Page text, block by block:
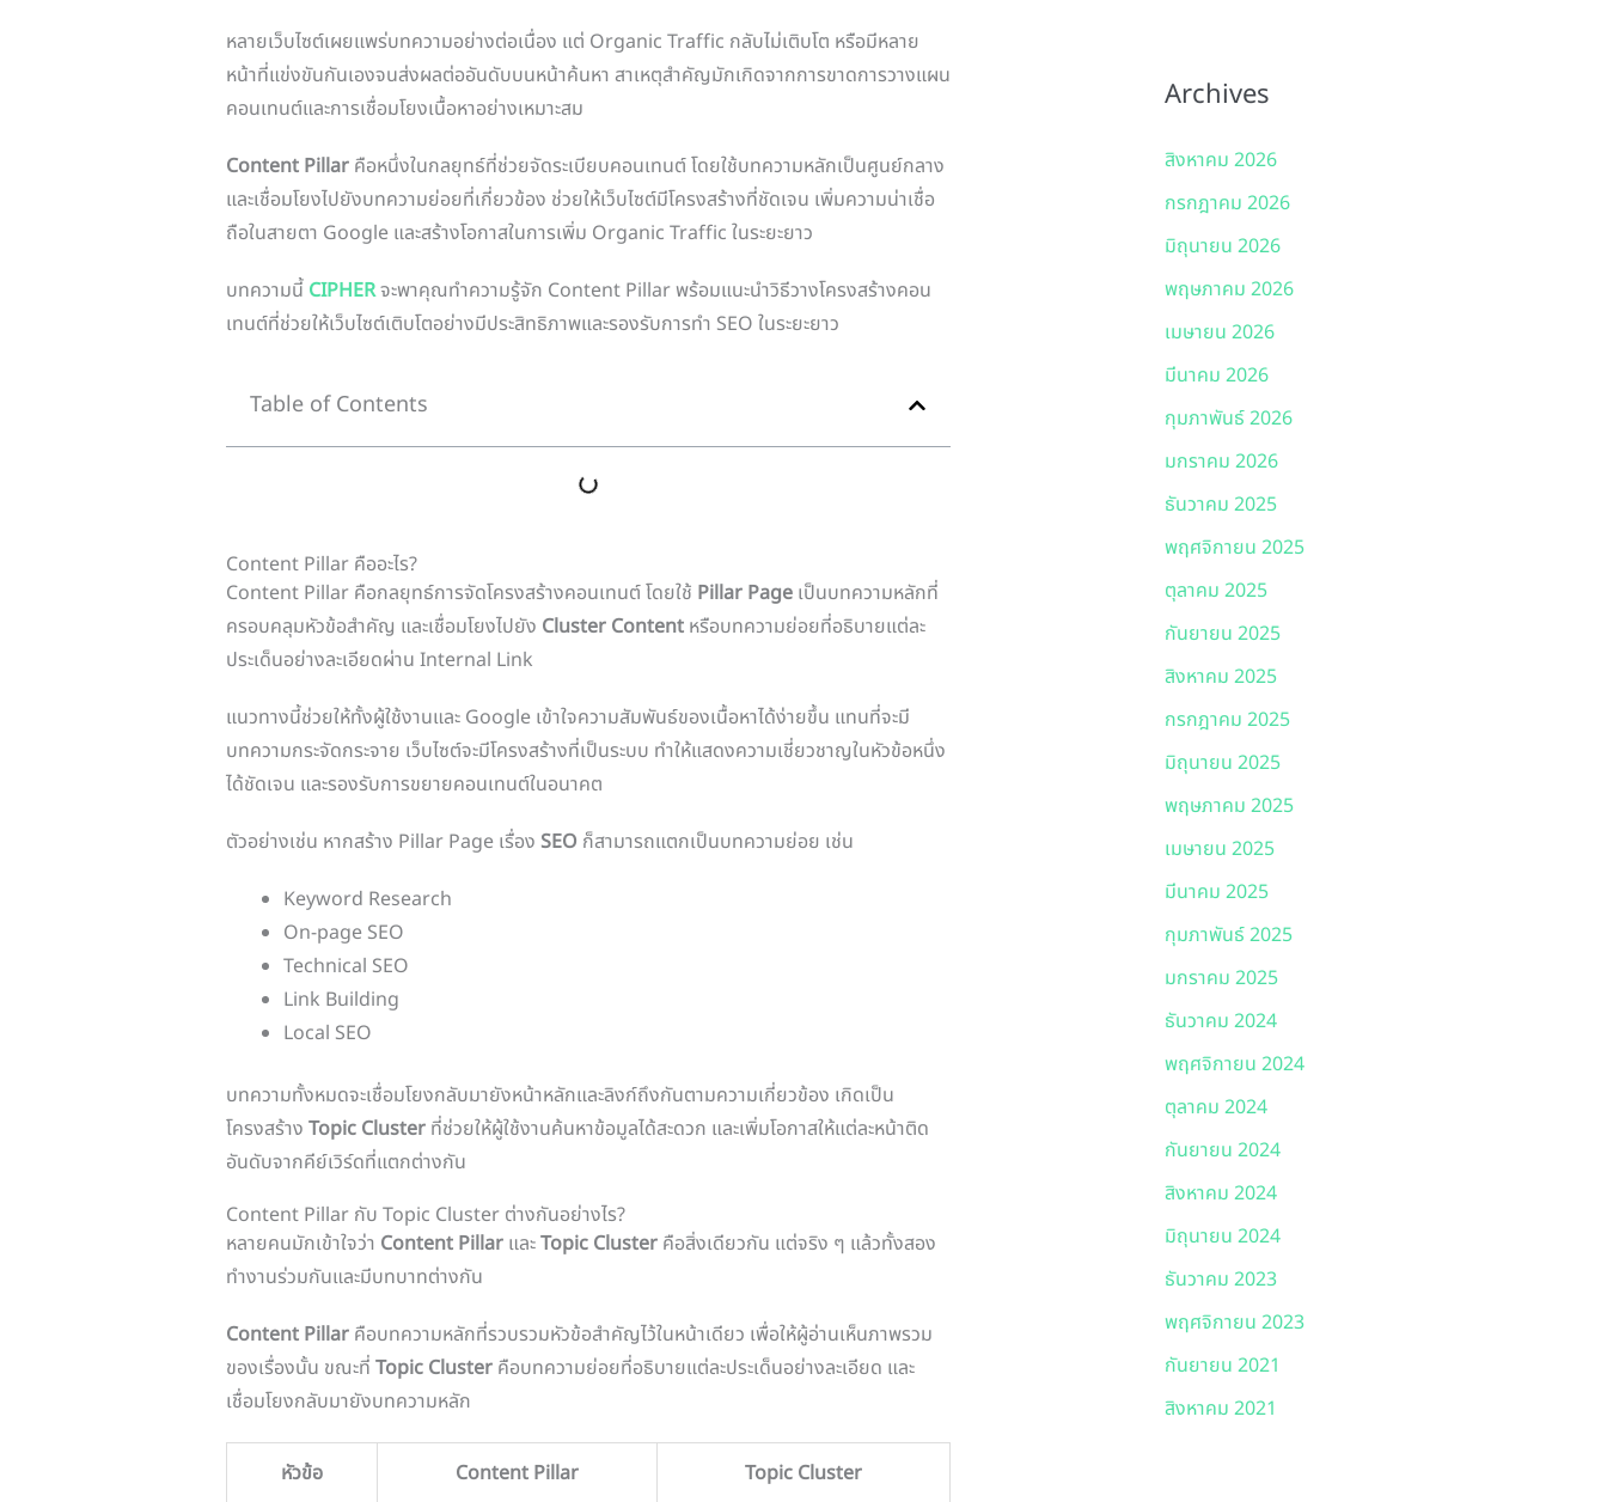
หลายเว็บไซต์เผยแพร่บทความอย่างต่อเนื่อง แต่ Organic Traffic กลับไม่เติบโต หรือมีหลาย
หน้าที่แข่งขันกันเองจนส่งผลต่ออันดับบนหน้าค้นหา สาเหตุสำคัญมักเกิดจากการขาดการวางแผน
คอนเทนต์และการเชื่อมโยงเนื้อหาอย่างเหมาะสม
Content Pillarคือหนึ่งในกลยุทธ์ที่ช่วยจัดระเบียบคอนเทนต์ โดยใช้บทความหลักเป็นศูนย์กลาง
และเชื่อมโยงไปยังบทความย่อยที่เกี่ยวข้อง ช่วยให้เว็บไซต์มีโครงสร้างที่ชัดเจน เพิ่มความน่าเชื่อ
ถือในสายตา Google และสร้างโอกาสในการเพิ่ม Organic Traffic ในระยะยาว
บทความนี้ CIPHERจะพาคุณทำความรู้จัก Content Pillar พร้อมแนะนำวิธีวางโครงสร้างคอน
เทนต์ที่ช่วยให้เว็บไซต์เติบโตอย่างมีประสิทธิภาพและรองรับการทำ SEO ในระยะยาว
Table of Contents
Content Pillar คืออะไร?
Content Pillar คือกลยุทธ์การจัดโครงสร้างคอนเทนต์ โดยใช้ Pillar Pageเป็นบทความหลักที่
ครอบคลุมหัวข้อสำคัญ และเชื่อมโยงไปยัง Cluster Contentหรือบทความย่อยที่อธิบายแต่ละ
ประเด็นอย่างละเอียดผ่าน Internal Link
แนวทางนี้ช่วยให้ทั้งผู้ใช้งานและ Google เข้าใจความสัมพันธ์ของเนื้อหาได้ง่ายขึ้น แทนที่จะมี
บทความกระจัดกระจาย เว็บไซต์จะมีโครงสร้างที่เป็นระบบ ทำให้แสดงความเชี่ยวชาญในหัวข้อหนึ่ง
ได้ชัดเจน และรองรับการขยายคอนเทนต์ในอนาคต
ตัวอย่างเช่น หากสร้าง Pillar Page เรื่อง SEO ก็สามารถแตกเป็นบทความย่อย เช่น
Keyword Research
On-page SEO
Technical SEO
Link Building
Local SEO
บทความทั้งหมดจะเชื่อมโยงกลับมายังหน้าหลักและลิงก์ถึงกันตามความเกี่ยวข้อง เกิดเป็น
โครงสร้าง Topic Clusterที่ช่วยให้ผู้ใช้งานค้นหาข้อมูลได้สะดวก และเพิ่มโอกาสให้แต่ละหน้าติด
อันดับจากคีย์เวิร์ดที่แตกต่างกัน
Content Pillar กับ Topic Cluster ต่างกันอย่างไร?
หลายคนมักเข้าใจว่า Content PillarและTopic Clusterคือสิ่งเดียวกัน แต่จริง ๆ แล้วทั้งสอง
ทำงานร่วมกันและมีบทบาทต่างกัน
Content Pillarคือบทความหลักที่รวบรวมหัวข้อสำคัญไว้ในหน้าเดียว เพื่อให้ผู้อ่านเห็นภาพรวม
ของเรื่องนั้น ขณะที่ Topic Clusterคือบทความย่อยที่อธิบายแต่ละประเด็นอย่างละเอียด และ
เชื่อมโยงกลับมายังบทความหลัก
หัวข้อ Content Pillar Topic Cluster
Archives
สิงหาคม 2026
กรกฎาคม 2026
มิถุนายน 2026
พฤษภาคม 2026
เมษายน 2026
มีนาคม 2026
กุมภาพันธ์ 2026
มกราคม 2026
ธันวาคม 2025
พฤศจิกายน 2025
ตุลาคม 2025
กันยายน 2025
สิงหาคม 2025
กรกฎาคม 2025
มิถุนายน 2025
พฤษภาคม 2025
เมษายน 2025
มีนาคม 2025
กุมภาพันธ์ 2025
มกราคม 2025
ธันวาคม 2024
พฤศจิกายน 2024
ตุลาคม 2024
กันยายน 2024
สิงหาคม 2024
มิถุนายน 2024
ธันวาคม 2023
พฤศจิกายน 2023
กันยายน 2021
สิงหาคม 2021